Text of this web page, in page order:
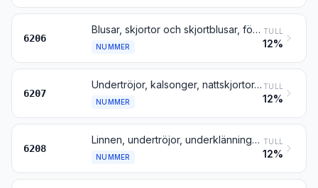
6206
Blusar, skjortor och skjortblusar, för kvinnor eller flickor
NUMMER
TULL
12%
6207
Undertröjor, kalsonger, nattskjortor, pyjamas, badrockar, morgonrockar och liknande artiklar, för män eller pojkar
NUMMER
TULL
12%
6208
Linnen, undertröjor, underklänningar, underkjolar, underbyxor, trosor, nattlinnen, pyjamas, negligéer, badrockar, morgonrockar och liknande artiklar, för kvinnor eller flickor
NUMMER
TULL
12%